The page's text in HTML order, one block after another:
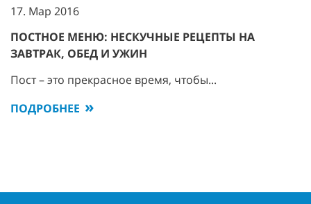
17. Мар 2016
ПОСТНОЕ МЕНЮ: НЕСКУЧНЫЕ РЕЦЕПТЫ НА
ЗАВТРАК, ОБЕД И УЖИН
Пост – это прекрасное время, чтобы...
ПОДРОБНЕЕ